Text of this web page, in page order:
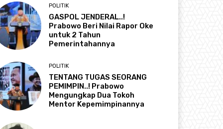
POLITIK
GASPOL JENDERAL..!
Prabowo Beri Nilai Rapor Oke
untuk 2 Tahun
Pemerintahannya
POLITIK
TENTANG TUGAS SEORANG
PEMIMPIN..! Prabowo
Mengungkap Dua Tokoh
Mentor Kepemimpinannya